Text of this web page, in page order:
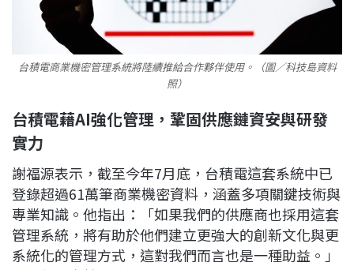
台積電商業機密管理系統將陸續推給合作夥伴使用。（圖／科技島資料
照）
台積電藉AI強化管理，鞏固供應鏈資安與研發
實力
謝福源表示，截至今年7月底，台積電這套系統中已
登錄超過61萬筆商業機密資料，涵蓋多項關鍵技術與
專業知識。他指出：「如果我們的供應商也採用這套
管理系統，將有助於他們建立更強大的創新文化與更
系統化的管理方式，這對我們而言也是一種助益。」